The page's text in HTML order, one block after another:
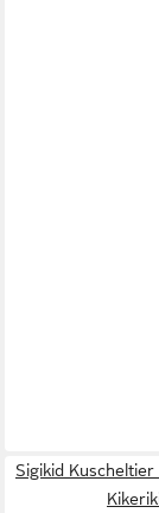
Sigikid